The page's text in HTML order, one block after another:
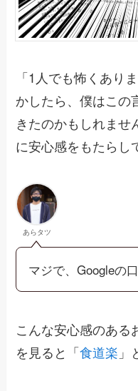
「1人でも怖くあり
かしたら、僕はこの
きたのかもしれませ
に安心感をもたらし
あらタツ
マジで、Googleの
こんな安心感のある
を見ると「食道楽 」